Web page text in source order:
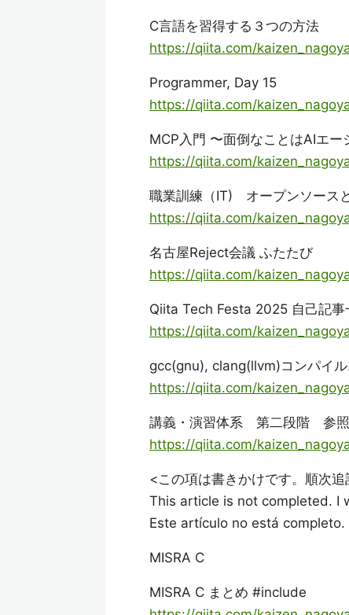
C言語を習得する３つの方法
https://qiita.com/
Programmer, Day 15
https://qiita.com/
MCP入門 〜面倒なことはAIエ
https://qiita.com/
職業訓練（IT) オープンソース
https://qiita.com/
名古屋Reject会議 ふたたび
https://qiita.com/
Qiita Tech Festa 2025 自己記事
https://qiita.com/
gcc(gnu), clang(llvm)コンパイ
https://qiita.com/
講義・演習体系 第二段階 参
https://qiita.com/
<この項は書きかけです。順次
This article is not completed. I
Este artículo no está
MISRA C
MISRA C まとめ #include